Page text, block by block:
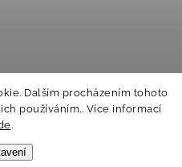
Dalším procházením tohoto
používáním.. Více informací
.